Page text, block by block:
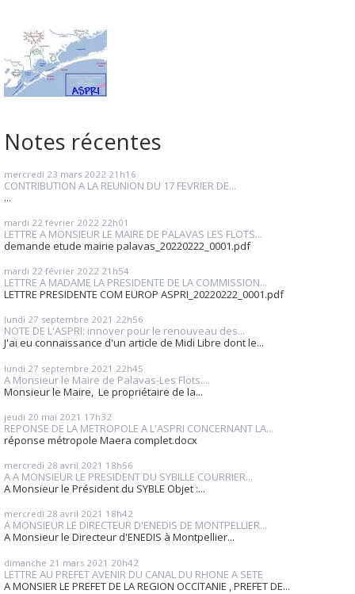
Notes récentes
mercredi 23 mars 2022 21h16
CONTRIBUTION A LA REUNION DU 17 FEVRIER DE...
...
mardi 22 février 2022 22h01
LETTRE A MONSIEUR LE MAIRE DE PALAVAS LES FLOTS...
demande etude mairie palavas_20220222_0001.pdf
mardi 22 février 2022 21h54
LETTRE A MADAME LA PRESIDENTE DE LA COMMISSION...
LETTRE PRESIDENTE COM EUROP ASPRI_20220222_0001.pdf
lundi 27 septembre 2021 22h56
NOTE DE L'ASPRI: innover pour le renouveau des...
J'ai eu connaissance d'un article de Midi Libre dont le...
lundi 27 septembre 2021 22h45
A Monsieur le Maire de Palavas-Les Flots....
Monsieur le Maire, Le propriétaire de la...
jeudi 20 mai 2021 17h32
REPONSE DE LA METROPOLE A L'ASPRI CONCERNANT LA...
réponse métropole Maera complet.docx
mercredi 28 avril 2021 18h56
A A MONSIEUR LE PRESIDENT DU SYBILLE COURRIER...
A Monsieur le Président du SYBLE Objet :...
mercredi 28 avril 2021 18h42
A MONSIEUR LE DIRECTEUR D'ENEDIS DE MONTPELLIER...
A Monsieur le Directeur d'ENEDIS à Montpellier...
dimanche 21 mars 2021 20h42
LETTRE AU PREFET AVENIR DU CANAL DU RHONE A SETE
A MONSIER LE PREFET DE LA REGION OCCITANIE , PREFET DE...